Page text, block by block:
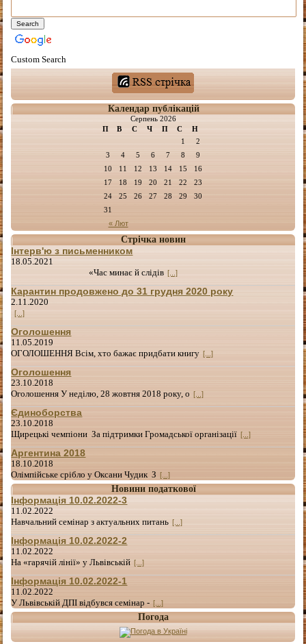
Custom Search
Календар публікацій
Серпень 2026
П
В С Ч П С Н
« Лют
1
2
3
4 5 6 7 8
9
10
11 12 13 14 15
16
17
18 19 20 21 22
23
24
25 26 27 28 29
30
31
Стрічка новин
Інтерв'ю з письменником
18.05.2021
«Час минає й слідів [...]
Карантин продовжено до 31 грудня 2020 року
2.11.2020
[...]
Оголошення
11.05.2019
ОГОЛОШЕННЯ Всім, хто бажає придбати книгу [...]
Оголошення
23.10.2018
Оголошення У неділю, 28 жовтня 2018 року, о [...]
Єдиноборства
23.10.2018
Щирецькі чемпіони За підтримки Громадської організації [...]
Аргентина 2018
18.10.2018
Олімпійське срібло у Оксани Чудик З [...]
Новини податкової
Інформація 10.02.2022-3
11.02.2022
Навчальний семінар з актуальних питань [...]
Інформація 10.02.2022-2
11.02.2022
На «гарячій лінії» у Львівській [...]
Інформація 10.02.2022-1
11.02.2022
У Львівській ДПІ відбувся семінар - [...]
Погода